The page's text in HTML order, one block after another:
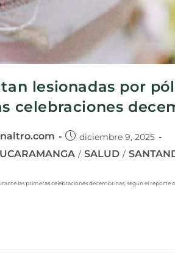
lesionadas por
celebraciones
diciembre 9, 2025
/ SALUD /
las primeras celebraciones decembrinas, según el reporte